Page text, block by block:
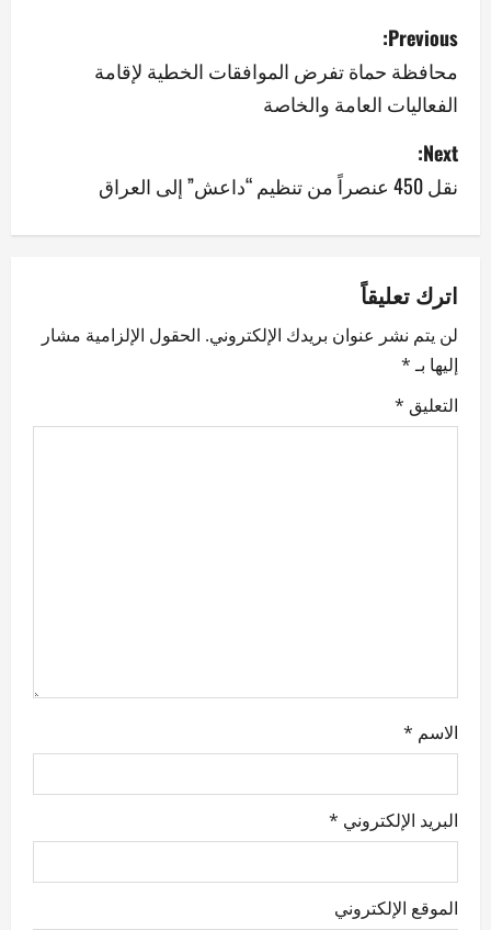
P
o
s
t
n
v
i
g
a
Previous:
محافظة حماة تفرض الموافقات الخطية لإقامة
الفعاليات العامة والخاصة
Next:
نقل 450 عنصراً من تنظيم “داعش” إلى العراق
اترك تعليقاً
لن يتم نشر عنوان بريدك الإلكتروني. الحقول الإلزامية مشار
إليها بـ*
التعليق *
الاسم *
البريد الإلكتروني *
الموقع الإلكتروني